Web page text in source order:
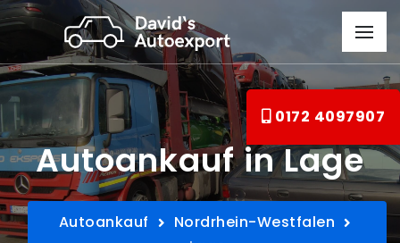
0172 4097907
Autoankauf in Lage
Autoankauf
Nordrhein-Westfalen